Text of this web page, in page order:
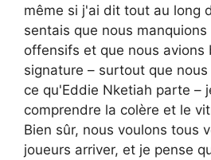
même si j'ai dit tout au long
sentais que nous
offensifs et que nous avions
signature – surtout que
ce qu'Eddie Nketiah parte –
comprendre la colère et le
Bien sûr, nous voulons tous
joueurs arriver, et je pense